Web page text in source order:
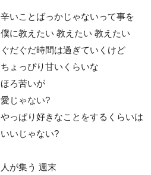
辛いことばっかじゃないって事を
僕に教えたい 教えたい 教えたい
ぐだぐだ時間は過ぎていくけど
ちょっぴり甘いくらいな
ほろ苦いが
愛じゃない?
っぱり好きなことをするくらいは
いいじゃない?
人が集う 週末